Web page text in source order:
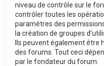
niveau de contrôle sur le
contrôler toutes les
paramètres des
la création de groupes
Ils peuvent également être
des forums. Tout ceci
par le fondateur du forum.